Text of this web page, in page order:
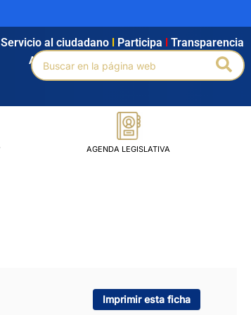
Agendamiento Intranet Búsqueda avanzada
Servicio al ciudadano Participa Transparencia
Buscar
por:
AGENDA LEGISLATIVA
Imprimir esta ficha